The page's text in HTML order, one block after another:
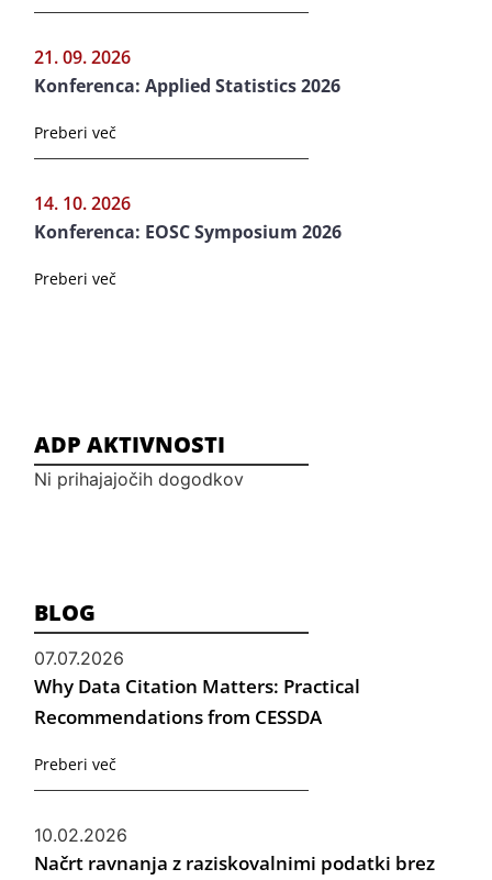
21. 09. 2026
Konferenca: Applied Statistics 2026
Preberi več
14. 10. 2026
Konferenca: EOSC Symposium 2026
Preberi več
ADP AKTIVNOSTI
Ni prihajajočih dogodkov
BLOG
07.07.2026
Why Data Citation Matters: Practical
Recommendations from CESSDA
Preberi več
10.02.2026
Načrt ravnanja z raziskovalnimi podatki brez